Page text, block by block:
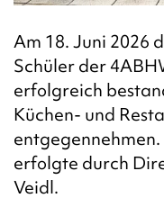
Am 18. Juni 2026
Schüler der
erfolgreich
Küchen- und
entgegennehmen.
erfolgte durch
Veidl.